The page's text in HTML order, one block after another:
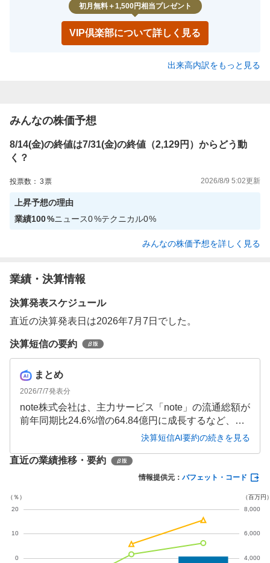
初月無料＋1,500円相当プレゼント
VIP倶楽部について詳しく見る
出来高内訳をもっと見る
みんなの株価予想
8/14(金)の終値は7/31(金)の終値（2,129円）からどう動
く？
投票数： 3票 2026/8/9 5:02更新
上昇予想の理由
業績100%ニュース0%テクニカル0%
みんなの株価予想を詳しく見る
業績・決算情報
決算発表スケジュール
直近の決算発表日は2026年7月7日でした。
決算短信の要約
まとめ
2026/7/7発表分
note株式会社は、主力サービス「note」の流通総額が
前年同期比24.6%増の64.84億円に成長するなど、好
調な業績を記録しました。売上高は32.2%増の26.04
長し、通期業績予想も上方修正されています。自己
資本比率も70.1%に改善し、財務基盤の強化が進んで
決算短信AI要約の続きを見る
直近の業績推移・要約
情報提供元： バフェット・コード